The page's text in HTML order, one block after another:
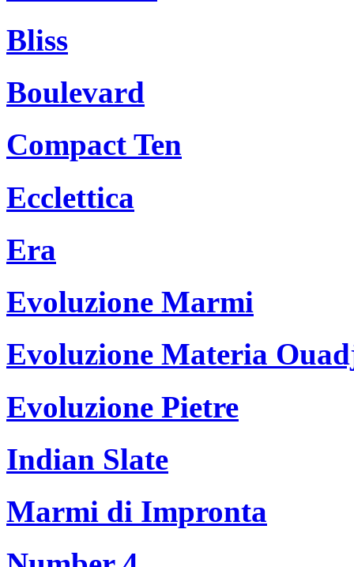
Bliss
Boulevard
Compact Ten
Ecclettica
Era
Evoluzione Marmi
Evoluzione Materia
Evoluzione Pietre
Indian Slate
Marmi di Impronta